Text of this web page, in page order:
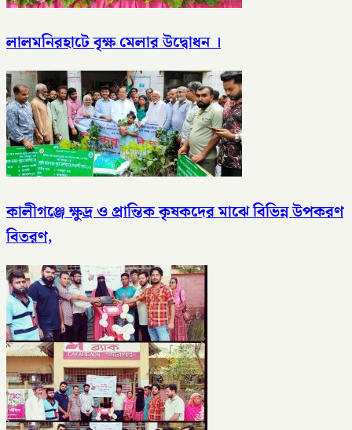
লালমনিরহাটে বৃক্ষ মেলার উদ্বোধন ।
কালীগঞ্জে ক্ষুদ্র ও প্রান্তিক কৃষকদের মাঝে বিভিন্ন উপকরণ
বিতরণ,